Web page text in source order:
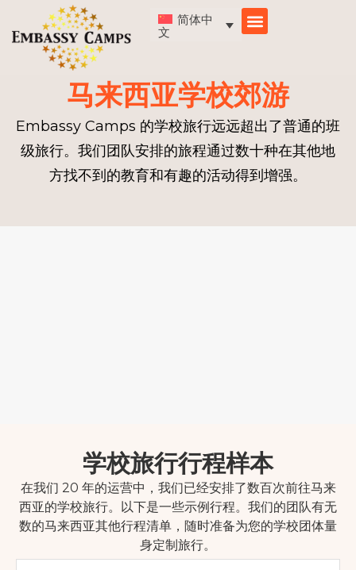
简体中
文
马来西亚学校郊游
Embassy Camps 的学校旅行远远超出了普通的班
级旅行。我们团队安排的旅程通过数十种在其他地
方找不到的教育和有趣的活动得到增强。
学校旅行行程样本
在我们 20 年的运营中，我们已经安排了数百次前往马来
西亚的学校旅行。以下是一些示例行程。我们的团队有无
数的马来西亚其他行程清单，随时准备为您的学校团体量
身定制旅行。